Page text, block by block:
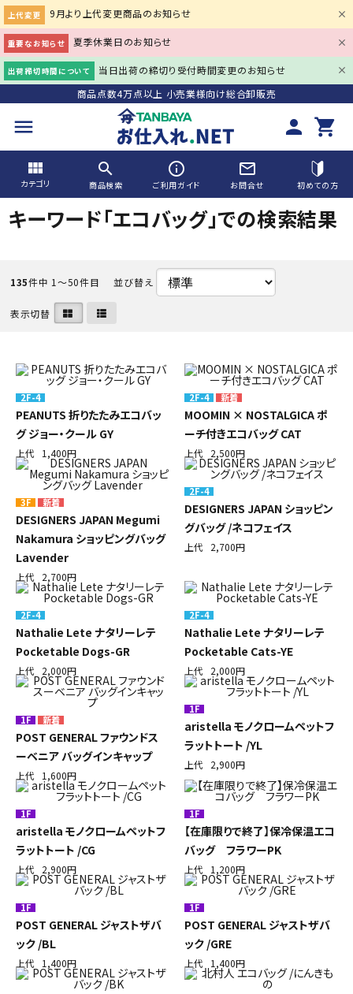
上代変更 9月より上代変更商品のお知らせ
重要なお知らせ 夏季休業日のお知らせ
出荷締切時間について
当日出荷の締切り受付時間変更のお知らせ
商品点数4万点以上 小売業様向け総合卸販売
menu person shopping_cart
view_module
カテゴリ
search
商品検索
info_outline
ご利用ガイド
mail_outline
お問合せ 初めての方
ACCOUNT MENU
初めての方へ
ご利用ガイド
海外顧客 會員申請?法
プライバシーポリシー
特定商取引法について
お問い合わせ
キーワード「エコバッグ」での検索結果
135件中 1〜50件目 並び替え
表示切替
2F-4
PEANUTS 折りたたみエコバッ
グ ジョー・クール GY
上代 1,400円
2F-4
MOOMIN × NOSTALGICA ポ
ーチ付きエコバッグ CAT
上代 2,500円
3F
DESIGNERS JAPAN Megumi
Nakamura ショッピングバッグ
Lavender
上代 2,700円
2F-4
DESIGNERS JAPAN ショッピン
グバッグ /ネコフェイス
上代 2,700円
2F-4
Nathalie Lete ナタリーレテ
Pocketable Dogs-GR
上代 2,000円
2F-4
Nathalie Lete ナタリーレテ
Pocketable Cats-YE
上代 2,000円
1F
POST GENERAL ファウンドス
ーベニア バッグインキャップ
上代 1,600円
1F
aristella モノクロームペットフ
ラットトート /YL
上代 2,900円
1F
aristella モノクロームペットフ
ラットトート /CG
上代 2,900円
1F
【在庫限りで終了】保冷保温エコ
バッグ フラワーPK
上代 1,200円
1F
POST GENERAL ジャストザバ
ック /BL
上代 1,400円
1F
POST GENERAL ジャストザバ
ック /GRE
上代 1,400円